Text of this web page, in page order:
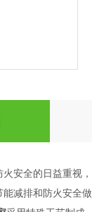
安全的日益重视
减排和防火安全做